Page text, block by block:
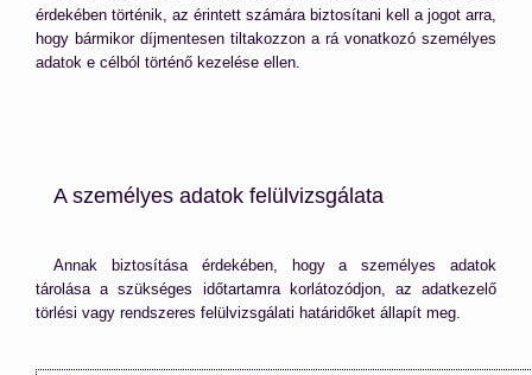
érdekében történik, az érintett számára biztosítani kell a jogot arra,
hogy bármikor díjmentesen tiltakozzon a rá vonatkozó személyes
adatok e célból történő kezelése ellen.
A személyes adatok felülvizsgálata
Annak biztosítása érdekében, hogy a személyes adatok
tárolása a szükséges időtartamra korlátozódjon, az adatkezelő
törlési vagy rendszeres felülvizsgálati határidőket állapít meg.